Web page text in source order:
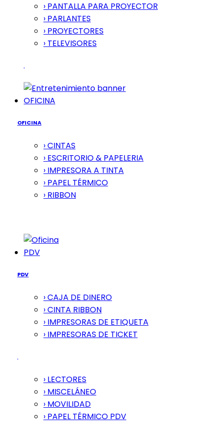
› PANTALLA PARA PROYECTOR
› PARLANTES
› PROYECTORES
› TELEVISORES
OFICINA
OFICINA
› CINTAS
› ESCRITORIO & PAPELERIA
› IMPRESORA A TINTA
› PAPEL TÉRMICO
› RIBBON
PDV
PDV
› CAJA DE DINERO
› CINTA RIBBON
› IMPRESORAS DE ETIQUETA
› IMPRESORAS DE TICKET
› LECTORES
› MISCELÁNEO
› MOVILIDAD
› PAPEL TÉRMICO PDV